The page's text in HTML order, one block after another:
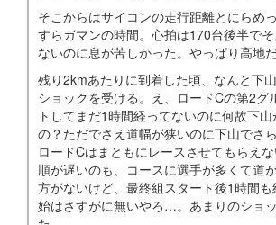
そこからはサイコンの走行距離とにらめ
すらガマンの時間。心拍は170台後半で
ないのに息が苦しかった。やっぱり高地
残り2kmあたりに到着した頃、なんと下
ショックを受ける。え、ロードCの第2グ
トしてまだ1時間経ってないのに何故下
の？ただでさえ道幅が狭いのに下山でさ
ロードCはまともにレースさせてもらえ
順が遅いのも、コースに選手が多くて道
方がないけど、最終組スタート後1時間
始はさすがに無いやろ…。あまりのショ